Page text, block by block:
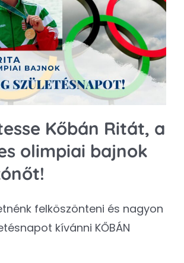
Kőbán Ritát, a
olimpiai bajnok
felköszönteni és nagyon
kívánni KŐBÁN